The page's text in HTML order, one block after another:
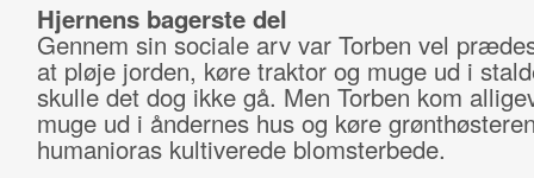
Hjernens bagerste del
Gennem sin sociale arv var Torben vel
at pløje jorden, køre traktor og muge ud i
skulle det dog ikke gå. Men Torben kom
muge ud i åndernes hus og køre
humanioras kultiverede blomsterbede.